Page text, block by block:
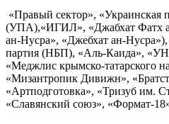
«Правый сектор», «Украинская
(УПА),«ИГИЛ», «Джабхат Фатх
ан-Нусра», «Джебхат ан-
партия (НБП), «Аль-Каида»,
«Меджлис крымско-татарского
«Мизантропик Дивижн»,
«Артподготовка», «Тризуб им.
«Славянский союз», «Формат-